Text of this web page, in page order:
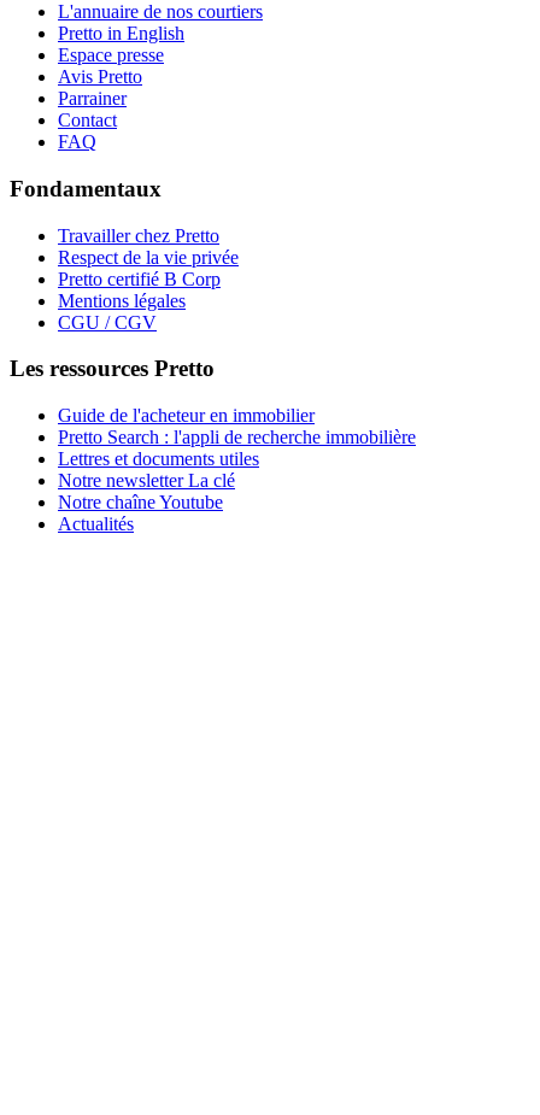
L'annuaire de nos courtiers
Pretto in English
Espace presse
Avis Pretto
Parrainer
Contact
FAQ
Fondamentaux
Travailler chez Pretto
Respect de la vie privée
Pretto certifié B Corp
Mentions légales
CGU / CGV
Les ressources Pretto
Guide de l'acheteur en immobilier
Pretto Search : l'appli de recherche immobilière
Lettres et documents utiles
Notre newsletter La clé
Notre chaîne Youtube
Actualités